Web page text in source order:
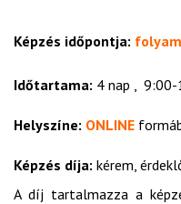
Képzés időpontja:
Időtartama: 4 nap , 9:00-
Helyszíne: ONLINE
Képzés díja: kérem,
A díj tartalmazza a